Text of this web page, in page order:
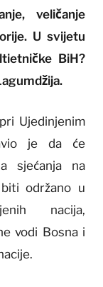
veličanje
U svijetu
BiH?
Ujedinjenim
je da će
sjećanja na
održano u
nacija,
vodi Bosna i